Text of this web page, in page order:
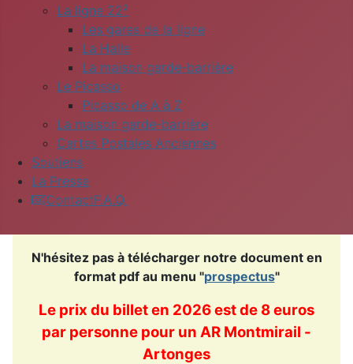
La ligne 22²
Les gares de la ligne
La Halle
La maison garde-barrière
Le Picasso
Picasso de A à Z
La maison garde-barrière
Cartes Postales Anciennes
Soutiens
La Presse
ContactF.A.Q.
N'hésitez pas à télécharger notre document en
format pdf au menu "prospectus"
Le prix du billet en 2026 est de 8 euros
par personne pour un AR Montmirail -
Artonges